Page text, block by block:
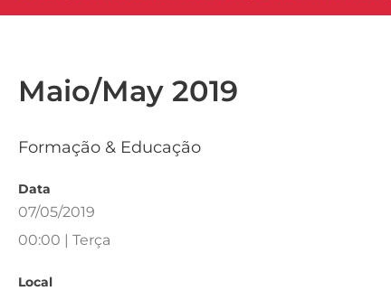
Maio/May 2019
Formação & Educação
Data
07/05/2019
00:00 | Terça
Local